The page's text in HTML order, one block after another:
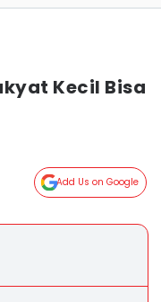
Kecil Bisa
Add Us on Google